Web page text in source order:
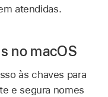
atendidas.
no macOS
às chaves para
e segura nomes